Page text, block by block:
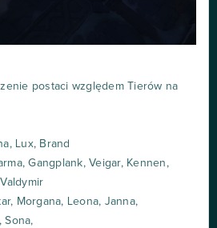
postaci względem Tierów na
Lux, Brand
Gangplank, Veigar, Kennen,
Morgana, Leona, Janna,
Sona,